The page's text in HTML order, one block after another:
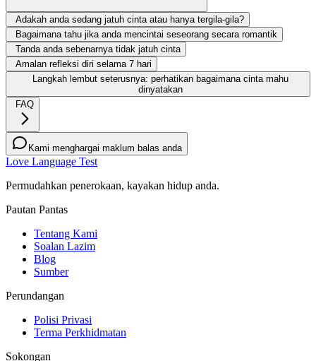
Adakah anda sedang jatuh cinta atau hanya tergila-gila?
Bagaimana tahu jika anda mencintai seseorang secara romantik
Tanda anda sebenarnya tidak jatuh cinta
Amalan refleksi diri selama 7 hari
Langkah lembut seterusnya: perhatikan bagaimana cinta mahu
dinyatakan
FAQ
Kami menghargai maklum balas anda
Love Language Test
Permudahkan penerokaan, kayakan hidup anda.
Pautan Pantas
Tentang Kami
Soalan Lazim
Blog
Sumber
Perundangan
Polisi Privasi
Terma Perkhidmatan
Sokongan